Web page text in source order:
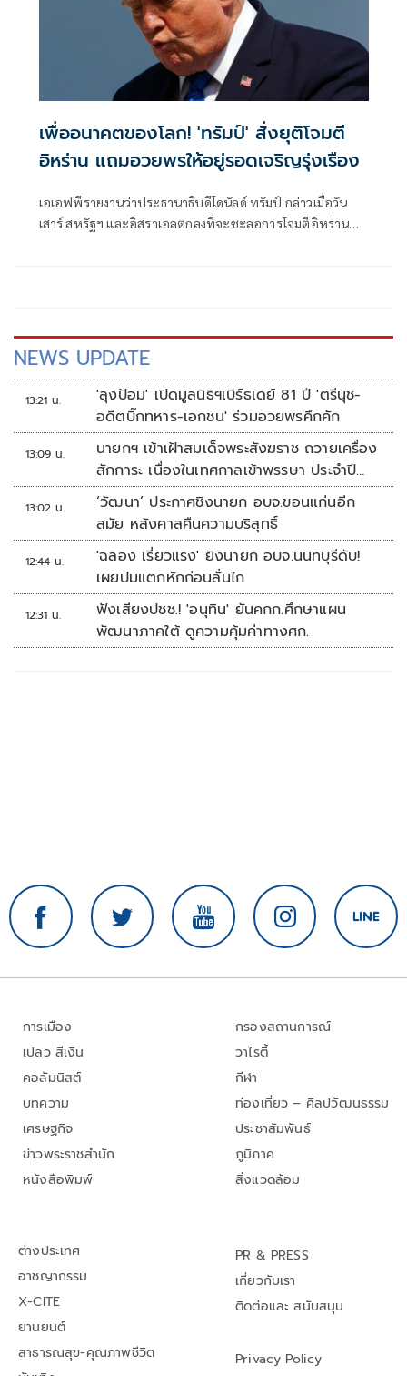
เพื่ออนาคตของโลก! 'ทรัมป์' สั่งยุติโจมตี
อิหร่าน แถมอวยพรให้อยู่รอดเจริญรุ่งเรือง
เอเอฟพีรายงานว่าประธานาธิบดีโดนัลด์ ทรัมป์ กล่าวเมื่อวัน
เสาร์ สหรัฐฯ และอิสราเอลตกลงที่จะชะลอการโจมตีอิหร่าน
NEWS UPDATE
13:21 น.
'ลุงป้อม' เปิดมูลนิธิฯเบิร์ธเดย์ 81 ปี 'ตรีนุช-
อดีตบิ๊กทหาร-เอกชน' ร่วมอวยพรคึกคัก
13:09 น.
นายกฯ เข้าเฝ้าสมเด็จพระสังฆราช ถวายเครื่อง
สักการะ เนื่องในเทศกาลเข้าพรรษา ประจำปี
2569
13:02 น.
‘วัฒนา’ ประกาศชิงนายก อบจ.ขอนแก่นอีก
สมัย หลังศาลคืนความบริสุทธิ์
12:44 น.
'ฉลอง เรี่ยวแรง' ยิงนายก อบจ.นนทบุรีดับ!
เผยปมแตกหักก่อนลั่นไก
12:31 น.
ฟังเสียงปชช.! 'อนุทิน' ยันคกก.ศึกษาแผน
พัฒนาภาคใต้ ดูความคุ้มค่าทางศก.
การเมือง
เปลว สีเงิน
คอลัมนิสต์
บทความ
เศรษฐกิจ
ข่าวพระราชสำนัก
หนังสือพิมพ์
กรองสถานการณ์
วาไรตี้
กีฬา
ท่องเที่ยว – ศิลปวัฒนธรรม
ประชาสัมพันธ์
ภูมิภาค
สิ่งแวดล้อม
ต่างประเทศ
อาชญากรรม
X-CITE
ยานยนต์
สาธารณสุข-คุณภาพชีวิต
PR & PRESS
เกี่ยวกับเรา
ติดต่อและ สนับสนุน
Privacy Policy